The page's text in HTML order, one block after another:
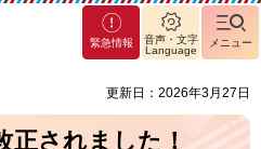
緊急情報
音声・文字
Language
メニュー
更新日：2026年3月27日
正されました！